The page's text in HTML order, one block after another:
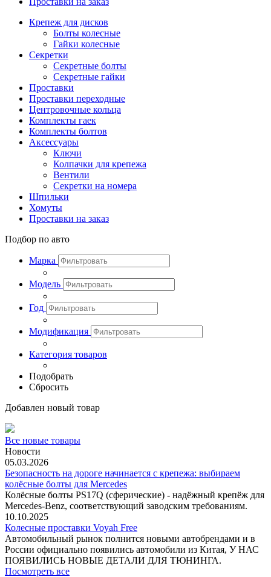
Крепеж для дисков
Болты колесные
Гайки колесные
Секретки
Секретные болты
Секретные гайки
Проставки
Проставки переходные
Центровочные кольца
Комплекты гаек
Комплекты болтов
Аксессуары
Ключи
Колпачки для крепежа
Вентили
Секретки на номера
Шпильки
Хомуты
Проставки на заказ
Подбор по авто
Марка
Модель
Год
Модификация
Категория товаров
Подобрать
Сбросить
Добавлен новый товар
Все новые товары
Новости
05.03.2026
Безопасность на дороге начинается с крепежа: выбираем
колёсные болты для Mercedes
Колёсные болты PS17Q (сферические) - надёжный крепёж для
Mercedes‑Benz, соответствующий заводским требованиям.
10.10.2025
Колесные проставки Voyah Free
Автомобильный рынок полнится новыми автобрендами и в
России официально появились автомобили из Китая, У НАС
ПОЯВИЛИСЬ НОВЫЕ ДЕТАЛИ ДЛЯ ТЮНИНГА.
Посмотреть все